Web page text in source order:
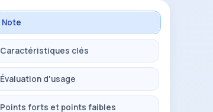
Note
Caractéristiques clés
Évaluation d'usage
Points forts et points faibles